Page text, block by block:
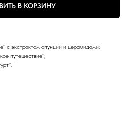
В КОРЗИНУ
с экстрактом опунции и церамидами;
путешествие";